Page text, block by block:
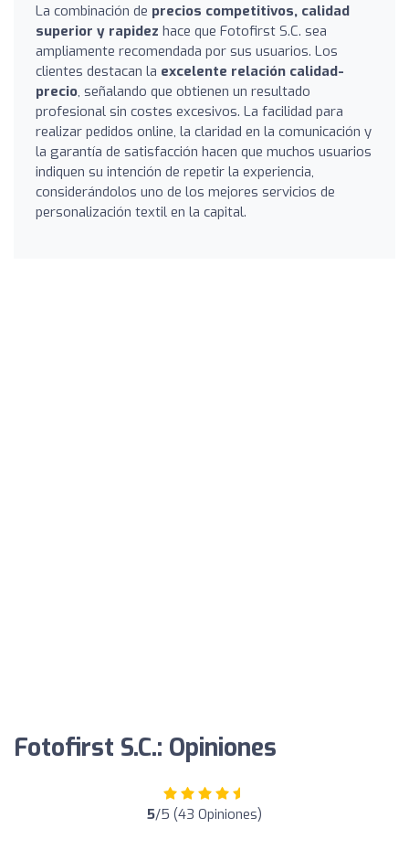
La combinación de precios competitivos, calidad
superior y rapidez hace que Fotofirst S.C. sea
ampliamente recomendada por sus usuarios. Los
clientes destacan la excelente relación calidad-
precio, señalando que obtienen un resultado
profesional sin costes excesivos. La facilidad para
realizar pedidos online, la claridad en la comunicación y
la garantía de satisfacción hacen que muchos usuarios
indiquen su intención de repetir la experiencia,
considerándolos uno de los mejores servicios de
personalización textil en la capital.
Fotofirst S.C.: Opiniones
5/5 (43 Opiniones)